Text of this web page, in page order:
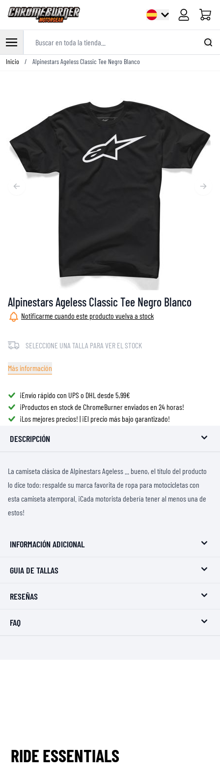
Ir al contenido
Inicio / Alpinestars Ageless Classic Tee Negro Blanco
Alpinestars Ageless Classic Tee Negro Blanco
Notificarme cuando este producto vuelva a stock
SELECCIONE UNA TALLA PARA VER EL STOCK
Más información
¡Envío rápido con UPS o DHL desde 5,99€
¡Productos en stock de ChromeBurner enviados en 24 horas!
¡Los mejores precios! | ¡El precio más bajo garantizado!
DESCRIPCIÓN
La camiseta clásica de Alpinestars Ageless ... bueno, el título del producto
lo dice todo: respalde su marca favorita de ropa para motocicletas con
esta camiseta atemporal. ¡Cada motorista debería tener al menos una de
estos!
INFORMACIÓN ADICIONAL
GUIA DE TALLAS
RESEÑAS
FAQ
RIDE ESSENTIALS